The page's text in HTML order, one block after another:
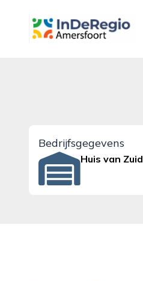
inderegioamersfoort.nl
Bedrijfsgegevens
Huis van Zuid